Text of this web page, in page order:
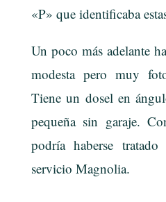
«P» que identificaba
Un poco más adelante
modesta pero muy
Tiene un dosel en
pequeña sin garaje.
podría haberse
servicio Magnolia.